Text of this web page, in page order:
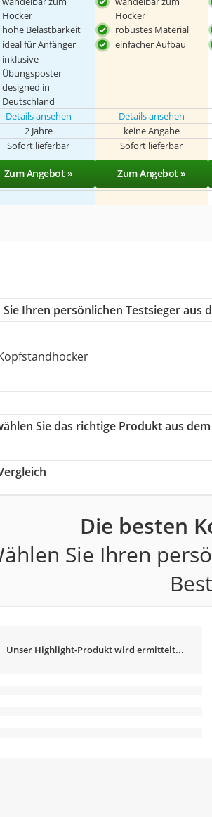
Hocker
hohe Belastbarkeit
ideal für Anfänger
inklusive
Übungsposter
designed in
Deutschland
Hocker
robustes Material
einfacher Aufbau
Details ansehen Details ansehen
2 Jahre keine Angabe
Sofort lieferbar Sofort lieferbar
Zum Angebot » Zum Angebot »
Ihren persönlichen Testsieger aus
Sie das richtige Produkt aus
Die besten
Sie Ihren
Unser Highlight-Produkt wird ermittelt...